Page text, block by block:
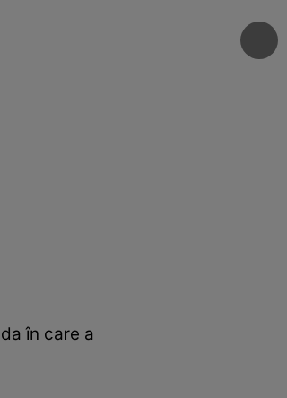
în care a